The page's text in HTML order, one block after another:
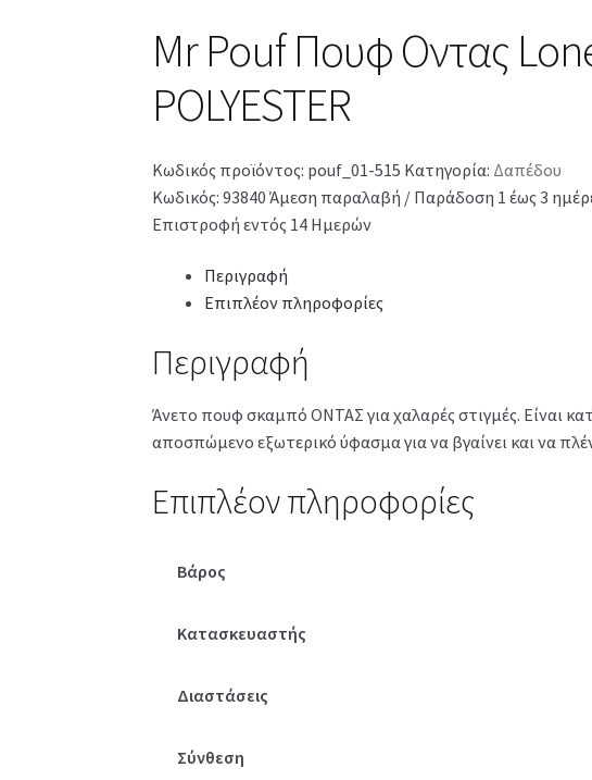
Mr Pouf Πουφ Οντας
POLYESTER
Κωδικός προϊόντος: pouf_01-515 Κατηγορία: Δαπέδου
Κωδικός: 93840 Άμεση παραλαβή / Παράδοση 1 έως 3
Επιστροφή εντός 14 Ημερών
Περιγραφή
Επιπλέον πληροφορίες
Περιγραφή
Άνετο πουφ σκαμπό ΟΝΤΑΣ για χαλαρές στιγμές. Είναι
αποσπώμενο εξωτερικό ύφασμα για να βγαίνει και να
Επιπλέον πληροφορίες
Βάρος
Κατασκευαστής
Διαστάσεις
Σύνθεση